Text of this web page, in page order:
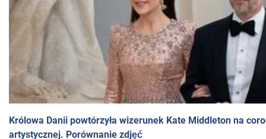
Królowa Danii powtórzyła wizerunek Kate Middleton na
artystycznej. Porównanie zdjęć